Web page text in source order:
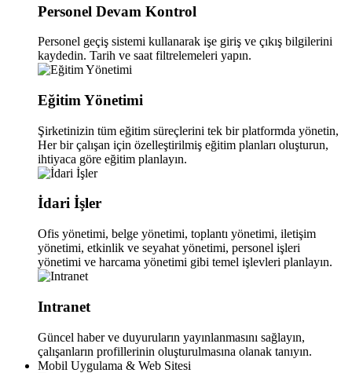
Personel Devam Kontrol
Personel geçiş sistemi kullanarak işe giriş ve çıkış bilgilerini
kaydedin. Tarih ve saat filtrelemeleri yapın.
Eğitim Yönetimi
Şirketinizin tüm eğitim süreçlerini tek bir platformda yönetin,
Her bir çalışan için özelleştirilmiş eğitim planları oluşturun,
ihtiyaca göre eğitim planlayın.
İdari İşler
Ofis yönetimi, belge yönetimi, toplantı yönetimi, iletişim
yönetimi, etkinlik ve seyahat yönetimi, personel işleri
yönetimi ve harcama yönetimi gibi temel işlevleri planlayın.
Intranet
Güncel haber ve duyuruların yayınlanmasını sağlayın,
çalışanların profillerinin oluşturulmasına olanak tanıyın.
Mobil Uygulama & Web Sitesi